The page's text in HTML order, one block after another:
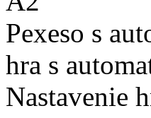
Pexeso s
hra s
Nastavenie